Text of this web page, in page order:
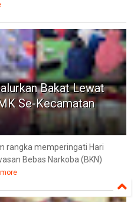
Bakat Lewat
Se-Kecamatan
rangka memperingati Hari
Bebas Narkoba (BKN)